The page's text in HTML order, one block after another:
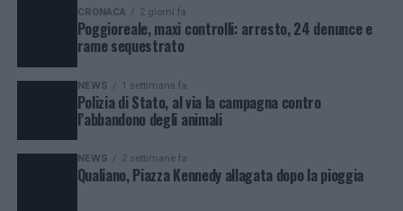
CRONACA 2 giorni fa
Poggioreale, maxi controlli: arresto, 24 denunce e
rame sequestrato
NEWS 1 settimana fa
Polizia di Stato, al via la campagna contro
l’abbandono degli animali
NEWS 2 settimane fa
Qualiano, Piazza Kennedy allagata dopo la pioggia